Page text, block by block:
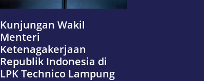
Kunjungan Wakil
Menteri
Ketenagakerjaan
Republik Indonesia di
LPK Technico Lampung